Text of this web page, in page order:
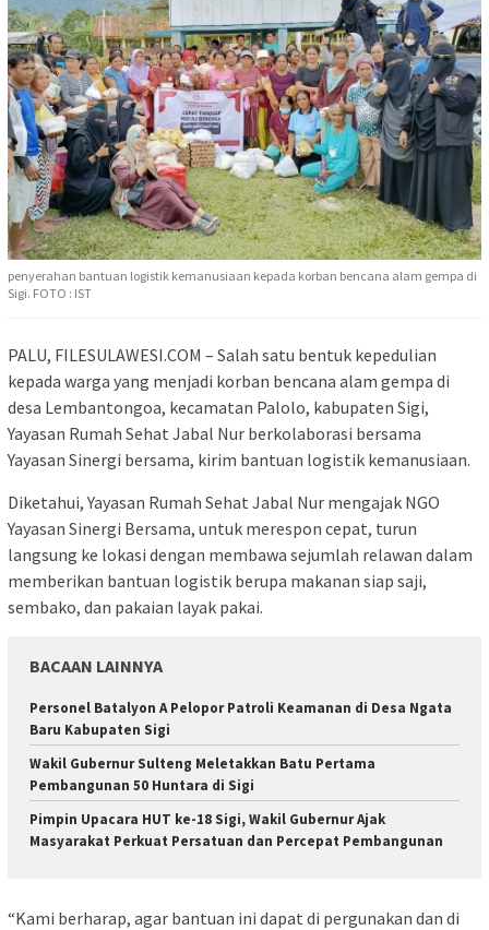
penyerahan bantuan logistik kemanusiaan kepada korban bencana alam gempa di
Sigi. FOTO : IST
PALU, FILESULAWESI.COM – Salah satu bentuk kepedulian
kepada warga yang menjadi korban bencana alam gempa di
desa Lembantongoa, kecamatan Palolo, kabupaten Sigi,
Yayasan Rumah Sehat Jabal Nur berkolaborasi bersama
Yayasan Sinergi bersama, kirim bantuan logistik kemanusiaan.
Diketahui, Yayasan Rumah Sehat Jabal Nur mengajak NGO
Yayasan Sinergi Bersama, untuk merespon cepat, turun
langsung ke lokasi dengan membawa sejumlah relawan dalam
memberikan bantuan logistik berupa makanan siap saji,
sembako, dan pakaian layak pakai.
BACAAN LAINNYA
Personel Batalyon A Pelopor Patroli Keamanan di Desa Ngata
Baru Kabupaten Sigi
Wakil Gubernur Sulteng Meletakkan Batu Pertama
Pembangunan 50 Huntara di Sigi
Pimpin Upacara HUT ke-18 Sigi, Wakil Gubernur Ajak
Masyarakat Perkuat Persatuan dan Percepat Pembangunan
“Kami berharap, agar bantuan ini dapat di pergunakan dan di